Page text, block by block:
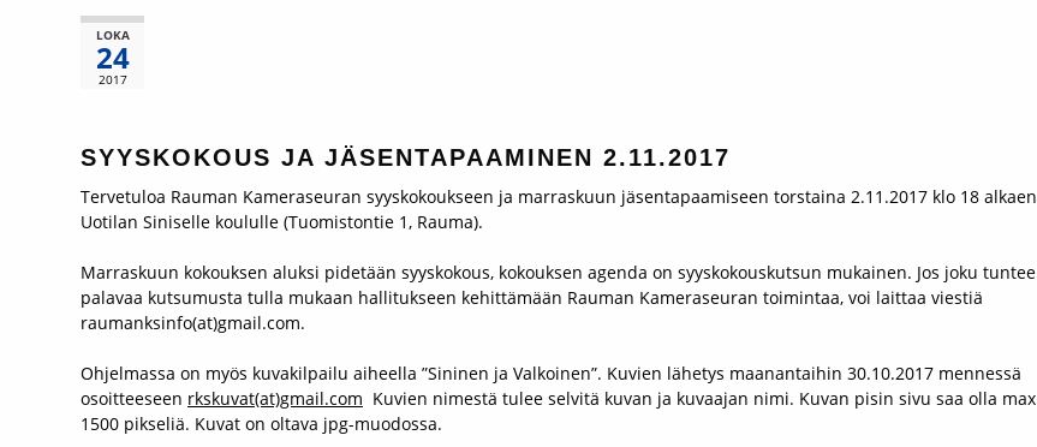
LOKA
24
2017
SYYSKOKOUS JA JÄSENTAPAAMINEN 2.11.2017
Tervetuloa Rauman Kameraseuran syyskokoukseen ja marraskuun jäsentapaamiseen torstaina 2.11.2017 klo 18 alkaen
Uotilan Siniselle koululle (Tuomistontie 1, Rauma).
Marraskuun kokouksen aluksi pidetään syyskokous, kokouksen agenda on syyskokouskutsun mukainen. Jos joku tuntee
palavaa kutsumusta tulla mukaan hallitukseen kehittämään Rauman Kameraseuran toimintaa, voi laittaa viestiä
raumanksinfo(at)gmail.com.
Ohjelmassa on myös kuvakilpailu aiheella ”Sininen ja Valkoinen”. Kuvien lähetys maanantaihin 30.10.2017 mennessä
osoitteeseen rkskuvat(at)gmail.com Kuvien nimestä tulee selvitä kuvan ja kuvaajan nimi. Kuvan pisin sivu saa olla max
1500 pikseliä. Kuvat on oltava jpg-muodossa.